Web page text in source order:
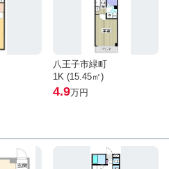
八王子市緑町
1K (15.45㎡)
4.9万円